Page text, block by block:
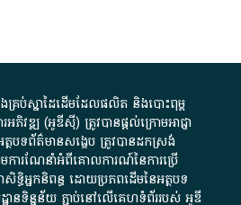
គ្រប់​ស្នា​ដៃ​ដើម​ដែល​ផលិត​ និង​បោះពុម្ព​
ភិវឌ្ឍ​​ (អូ​ឌី​ស៊ី)​ ត្រូវ​បាន​ផ្តល់​ក្រោម​អាជ្ញា
ថបទ​ព័ត៌មាន​សង្ខេប​ ត្រូវ​បាន​ដកស្រង់​
ារ​ណែនាំ​អំពី​គោលការណ៍​នៃ​ការ​ប្រើ
ទ្ធិអ្នកនិពន្ធ ដោយ​ប្រភពដើម​នៃ​​អត្ថបទ
ាន​ទិន្នន័យ ​ភ្ជាប់​នៅ​លើ​គេហទំព័រ​របស់​ អូ​ឌី​